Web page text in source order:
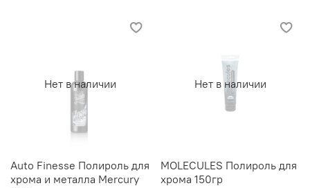
Нет в наличии
Auto Finesse Полироль для
хрома и металла Mercury
Нет в наличии
MOLECULES Полироль для
хрома 150гр